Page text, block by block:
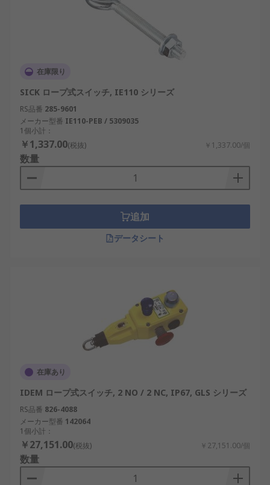
在庫限り
SICK ロープ式スイッチ, IE110 シリーズ
RS品番 285-9601
メーカー型番 IE110-PEB / 5309035
1個小計：
￥1,337.00(税抜) ￥1,337.00/個
数量
追加
データシート
在庫あり
IDEM ロープ式スイッチ, 2 NO / 2 NC, IP67, GLS シリーズ
RS品番 826-4088
メーカー型番 142064
1個小計：
￥27,151.00(税抜) ￥27,151.00/個
数量